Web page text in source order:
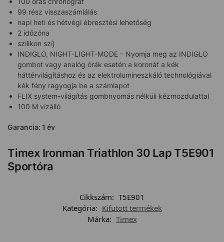
99 rész visszaszámlálás
napi heti és hétvégi ébresztési lehetőség
2 időzóna
szilikon szíj
INDIGLO, NIGHT-LIGHT-MODE – Nyomja meg az INDIGLO
gombot vagy analóg órák esetén a koronát a kék
háttérvilágításhoz és az elektrolumineszkáló technológiával
kék fény ragyogja be a számlapot
FLIX system-világítás gombnyomás nélküli kézmozdulattal
100 M vízálló
Garancia: 1 év
Timex Ironman Triathlon 30 Lap T5E901
Sportóra
Cikkszám: T5E901
Kategória: Kifutott termékek
Márka: Timex